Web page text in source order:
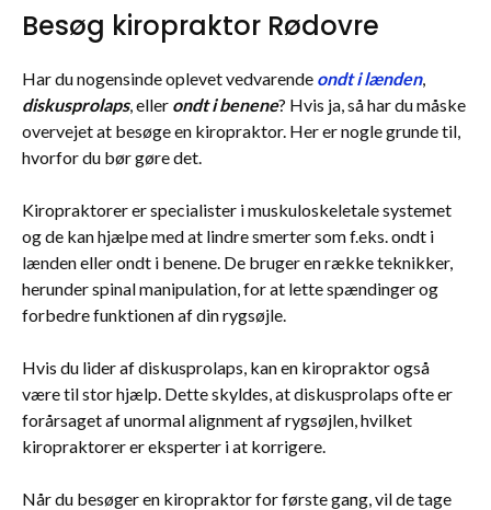
Besøg kiropraktor Rødovre
Har du nogensinde oplevet vedvarende ondt i lænden,
diskusprolaps, eller ondt i benene? Hvis ja, så har du måske
overvejet at besøge en kiropraktor. Her er nogle grunde til,
hvorfor du bør gøre det.
Kiropraktorer er specialister i muskuloskeletale systemet
og de kan hjælpe med at lindre smerter som f.eks. ondt i
lænden eller ondt i benene. De bruger en række teknikker,
herunder spinal manipulation, for at lette spændinger og
forbedre funktionen af din rygsøjle.
Hvis du lider af diskusprolaps, kan en kiropraktor også
være til stor hjælp. Dette skyldes, at diskusprolaps ofte er
forårsaget af unormal alignment af rygsøjlen, hvilket
kiropraktorer er eksperter i at korrigere.
Når du besøger en kiropraktor for første gang, vil de tage